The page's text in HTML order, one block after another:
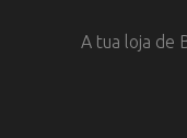
A tua loja de